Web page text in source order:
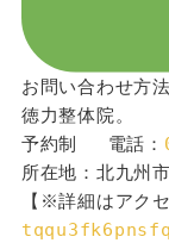
お問い合わせ方法
徳力整体院。
予約制 　電話：
所在地：北九州
【※詳細はアク